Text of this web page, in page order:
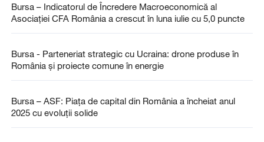
Bursa – Indicatorul de Încredere Macroeconomică al
Asociaţiei CFA România a crescut în luna iulie cu 5,0 puncte
Bursa - Parteneriat strategic cu Ucraina: drone produse în
România şi proiecte comune în energie
Bursa – ASF: Piaţa de capital din România a încheiat anul
2025 cu evoluţii solide